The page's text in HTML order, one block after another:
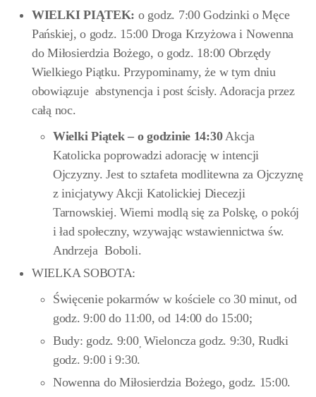
WIELKI PIĄTEK: o godz. 7:00 Godzinki o Męce
Pańskiej, o godz. 15:00 Droga Krzyżowa i Nowenna
do Miłosierdzia Bożego, o godz. 18:00 Obrzędy
Wielkiego Piątku. Przypominamy, że w tym dniu
obowiązuje abstynencja i post ścisły. Adoracja przez
całą noc.
Wielki Piątek – o godzinie 14:30Akcja
Katolicka poprowadzi adorację w intencji
Ojczyzny. Jest to sztafeta modlitewna za Ojczyznę
z inicjatywy Akcji Katolickiej Diecezji
Tarnowskiej. Wierni modlą się za Polskę, o pokój
i ład społeczny, wzywając wstawiennictwa św.
Andrzeja Boboli.
WIELKA SOBOTA:
Święcenie pokarmów w kościele co 30 minut, od
godz. 9:00 do 11:00, od 14:00 do 15:00;
Budy: godz. 9:00, Wieloncza godz. 9:30, Rudki
godz. 9:00 i 9:30.
Nowenna do Miłosierdzia Bożego, godz. 15:00.